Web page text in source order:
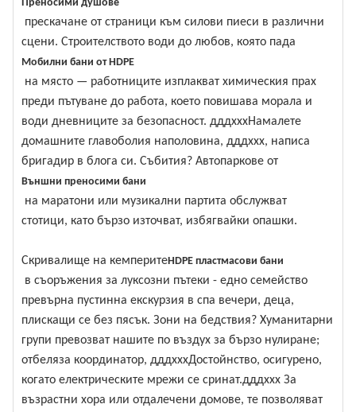
Преносими душове
прескачане от страници към силови пиеси в различни
сцени. Строителството води до любов, която пада
Мобилни бани от HDPE
на място — работниците изплакват химическия прах
преди пътуване до работа, което повишава морала и
води дневниците за безопасност. дддхххНамалете
домашните главоболия наполовина, дддххх, написа
бригадир в блога си. Събития? Автопаркове от
Външни преносими бани
на маратони или музикални партита обслужват
стотици, като бързо източват, избягвайки опашки.
Скривалище на кемперитеHDPE пластмасови бани
в съоръжения за луксозни пътеки - едно семейство
превърна пустинна екскурзия в спа вечери, деца,
плискащи се без пясък. Зони на бедствия? Хуманитарни
групи превозват нашите по въздух за бързо нулиране;
отбеляза координатор, дддхххДостойнство, осигурено,
когато електрическите мрежи се сринат.дддххх За
възрастни хора или отдалечени домове, те позволяват